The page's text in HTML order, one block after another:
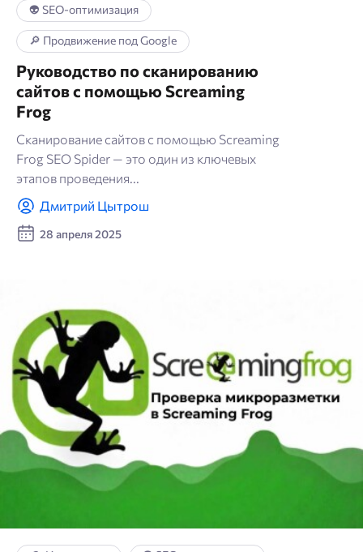
👽 SEO-оптимизация
🔎 Продвижение под Google
Руководство по сканированию
сайтов с помощью Screaming
Frog
Сканирование сайтов с помощью Screaming
Frog SEO Spider — это один из ключевых
этапов проведения...
Дмитрий Цытрош
28 апреля 2025